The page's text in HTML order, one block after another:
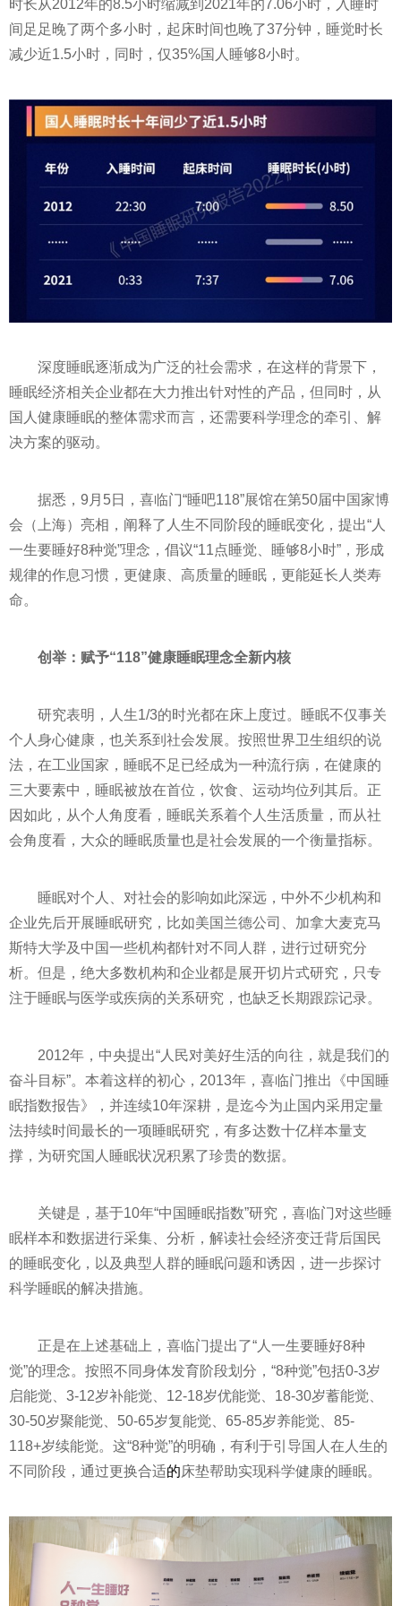
时长从2012年的8.5小时缩减到2021年的7.06小时，入睡时
间足足晚了两个多小时，起床时间也晚了37分钟，睡觉时长
减少近1.5小时，同时，仅35%国人睡够8小时。
深度睡眠逐渐成为广泛的社会需求，在这样的背景下，
睡眠经济相关企业都在大力推出针对性的产品，但同时，从
国人健康睡眠的整体需求而言，还需要科学理念的牵引、解
决方案的驱动。
据悉，9月5日，喜临门“睡吧118”展馆在第50届中国家博
会（上海）亮相，阐释了人生不同阶段的睡眠变化，提出“人
一生要睡好8种觉”理念，倡议“11点睡觉、睡够8小时”，形成
规律的作息习惯，更健康、高质量的睡眠，更能延长人类寿
命。
创举：赋予“118”健康睡眠理念全新内核
研究表明，人生1/3的时光都在床上度过。睡眠不仅事关
个人身心健康，也关系到社会发展。按照世界卫生组织的说
法，在工业国家，睡眠不足已经成为一种流行病，在健康的
三大要素中，睡眠被放在首位，饮食、运动均位列其后。正
因如此，从个人角度看，睡眠关系着个人生活质量，而从社
会角度看，大众的睡眠质量也是社会发展的一个衡量指标。
睡眠对个人、对社会的影响如此深远，中外不少机构和
企业先后开展睡眠研究，比如美国兰德公司、加拿大麦克马
斯特大学及中国一些机构都针对不同人群，进行过研究分
析。但是，绝大多数机构和企业都是展开切片式研究，只专
注于睡眠与医学或疾病的关系研究，也缺乏长期跟踪记录。
2012年，中央提出“人民对美好生活的向往，就是我们的
奋斗目标”。本着这样的初心，2013年，喜临门推出《中国睡
眠指数报告》，并连续10年深耕，是迄今为止国内采用定量
法持续时间最长的一项睡眠研究，有多达数十亿样本量支
撑，为研究国人睡眠状况积累了珍贵的数据。
关键是，基于10年“中国睡眠指数”研究，喜临门对这些睡
眠样本和数据进行采集、分析，解读社会经济变迁背后国民
的睡眠变化，以及典型人群的睡眠问题和诱因，进一步探讨
科学睡眠的解决措施。
正是在上述基础上，喜临门提出了“人一生要睡好8种
觉”的理念。按照不同身体发育阶段划分，“8种觉”包括0-3岁
启能觉、3-12岁补能觉、12-18岁优能觉、18-30岁蓄能觉、
30-50岁聚能觉、50-65岁复能觉、65-85岁养能觉、85-
118+岁续能觉。这“8种觉”的明确，有利于引导国人在人生的
不同阶段，通过更换合适的床垫帮助实现科学健康的睡眠。